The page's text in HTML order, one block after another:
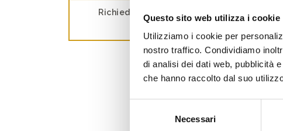
Questo sito web utilizza i cookie
Utilizziamo i cookie per
nostro traffico. Condividiamo
di analisi dei dati web, pubblicità
che hanno raccolto dal suo
Necessari
Richiedi Informazioni per Rosso di